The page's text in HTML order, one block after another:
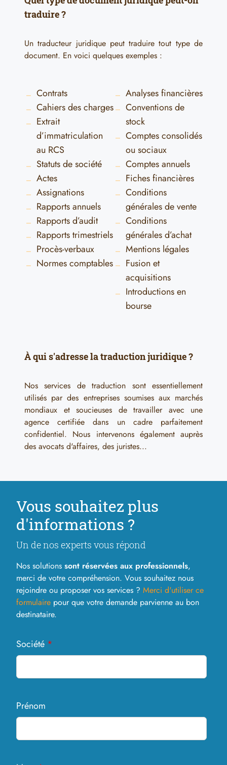
traduire ?
Un traducteur juridique peut traduire tout type de
document. En voici quelques exemples :
Contrats
Cahiers des charges
Extrait
d’immatriculation
au RCS
Statuts de société
Actes
Assignations
Rapports annuels
Rapports d’audit
Rapports trimestriels
Procès-verbaux
Normes comptables
Analyses financières
Conventions de
stock
Comptes consolidés
ou sociaux
Comptes annuels
Fiches financières
Conditions
générales de vente
Conditions
générales d’achat
Mentions légales
Fusion et
acquisitions
Introductions en
bourse
À qui s'adresse la traduction juridique ?
Nos services de traduction sont essentiellement
utilisés par des entreprises soumises aux marchés
mondiaux et soucieuses de travailler avec une
agence certifiée dans un cadre parfaitement
confidentiel. Nous intervenons également auprès
des avocats d'affaires, des juristes...
Vous souhaitez plus
d'informations ?
Un de nos experts vous répond
Nos solutions sont réservées aux professionnels,
merci de votre compréhension. Vous souhaitez nous
rejoindre ou proposer vos services ? Merci d'utiliser ce
formulaire pour que votre demande parvienne au bon
destinataire.
Société *
Prénom